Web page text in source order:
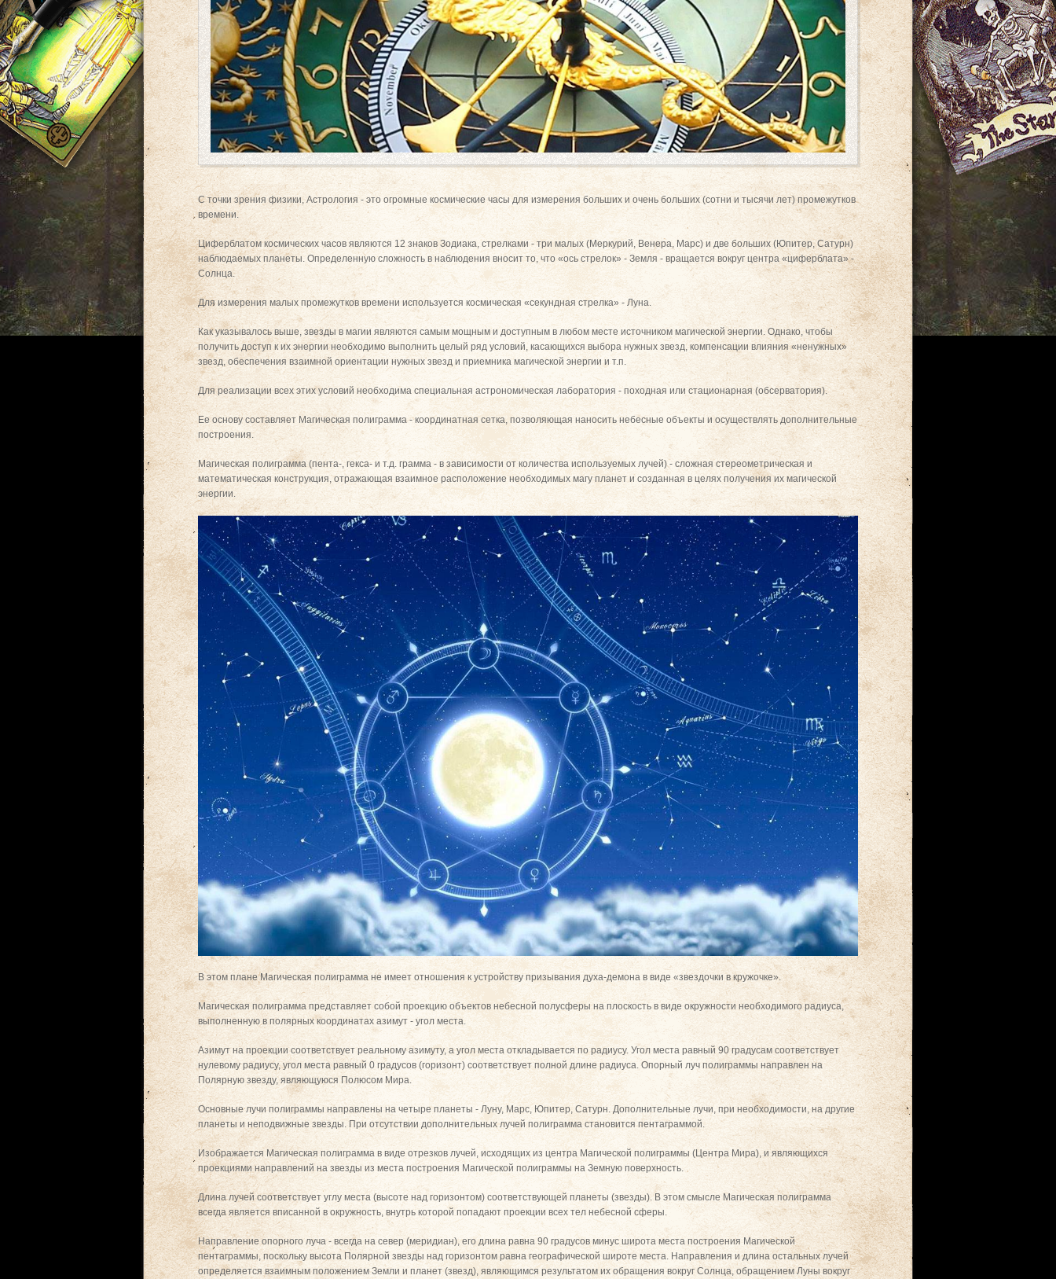
С точки зрения физики, Астрология - это огромные космические часы для измерения больших и очень больших (сотни и тысячи лет) промежутков
времени.
Циферблатом космических часов являются 12 знаков Зодиака, стрелками - три малых (Меркурий, Венера, Марс) и две больших (Юпитер, Сатурн)
наблюдаемых планеты. Определенную сложность в наблюдения вносит то, что «ось стрелок» - Земля - вращается вокруг центра «циферблата» -
Солнца.
Для измерения малых промежутков времени используется космическая «секундная стрелка» - Луна.
Как указывалось выше, звезды в магии являются самым мощным и доступным в любом месте источником магической энергии. Однако, чтобы
получить доступ к их энергии необходимо выполнить целый ряд условий, касающихся выбора нужных звезд, компенсации влияния «ненужных»
звезд, обеспечения взаимной ориентации нужных звезд и приемника магической энергии и т.п.
Для реализации всех этих условий необходима специальная астрономическая лаборатория - походная или стационарная (обсерватория).
Ее основу составляет Магическая полиграмма - координатная сетка, позволяющая наносить небесные объекты и осуществлять дополнительные
построения.
Магическая полиграмма (пента-, гекса- и т.д. грамма - в зависимости от количества используемых лучей) - сложная стереометрическая и
математическая конструкция, отражающая взаимное расположение необходимых магу планет и созданная в целях получения их магической
энергии.
В этом плане Магическая полиграмма не имеет отношения к устройству призывания духа-демона в виде «звездочки в кружочке».
Магическая полиграмма представляет собой проекцию объектов небесной полусферы на плоскость в виде окружности необходимого радиуса,
выполненную в полярных координатах азимут - угол места.
Азимут на проекции соответствует реальному азимуту, а угол места откладывается по радиусу. Угол места равный 90 градусам соответствует
нулевому радиусу, угол места равный 0 градусов (горизонт) соответствует полной длине радиуса. Опорный луч полиграммы направлен на
Полярную звезду, являющуюся Полюсом Мира.
Основные лучи полиграммы направлены на четыре планеты - Луну, Марс, Юпитер, Сатурн. Дополнительные лучи, при необходимости, на другие
планеты и неподвижные звезды. При отсутствии дополнительных лучей полиграмма становится пентаграммой.
Изображается Магическая полиграмма в виде отрезков лучей, исходящих из центра Магической полиграммы (Центра Мира), и являющихся
проекциями направлений на звезды из места построения Магической полиграммы на Земную поверхность.
Длина лучей соответствует углу места (высоте над горизонтом) соответствующей планеты (звезды). В этом смысле Магическая полиграмма
всегда является вписанной в окружность, внутрь которой попадают проекции всех тел небесной сферы.
Направление опорного луча - всегда на север (меридиан), его длина равна 90 градусов минус широта места построения Магической
пентаграммы, поскольку высота Полярной звезды над горизонтом равна географической широте места. Направления и длина остальных лучей
определяется взаимным положением Земли и планет (звезд), являющимся результатом их обращения вокруг Солнца, обращением Луны вокруг